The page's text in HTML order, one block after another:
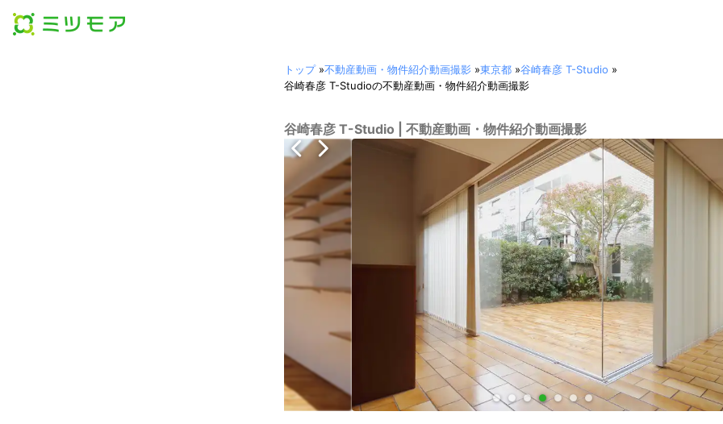
トップ»不動産動画・物件紹介動画撮影 »東京都 »谷崎春彦 T-Studio »
谷崎春彦 T-Studioの不動産動画・物件紹介動画撮影
谷崎春彦 T-Studio | 不動産動画・物件紹介動画撮影
● ● ● ● ● ● ●